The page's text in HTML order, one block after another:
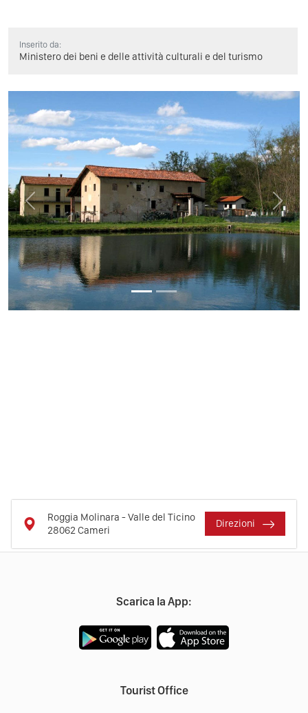
Inserito da:
Ministero dei beni e delle attività culturali e del turismo
Previous Next
Roggia Molinara - Valle del Ticino
28062 Cameri
Direzioni
Scarica la App:
Tourist Office